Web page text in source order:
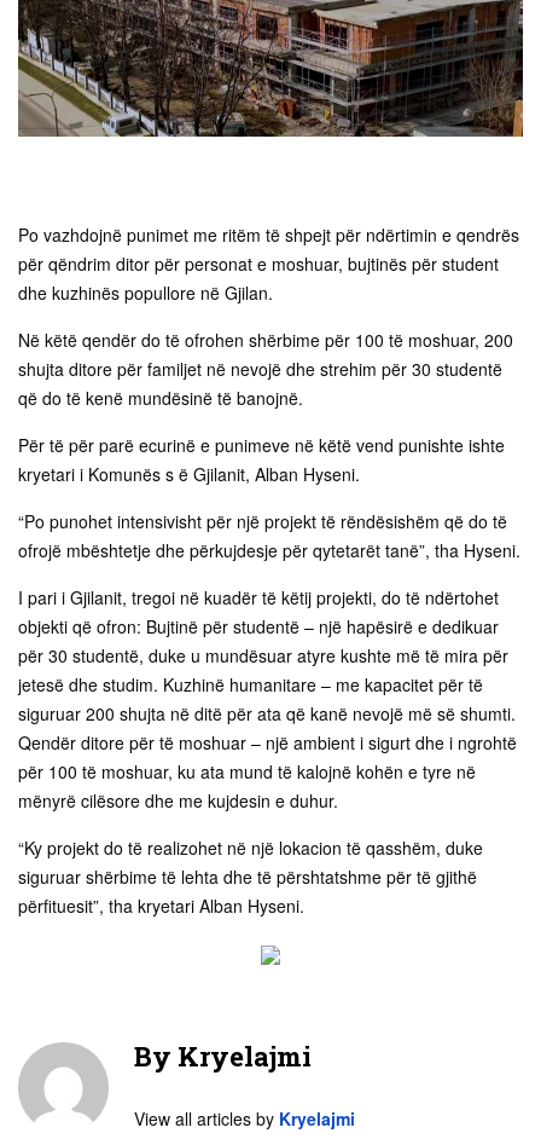
Po vazhdojnë punimet me ritëm të shpejt për ndërtimin e qendrës
për qëndrim ditor për personat e moshuar, bujtinës për student
dhe kuzhinës popullore në Gjilan.
Në këtë qendër do të ofrohen shërbime për 100 të moshuar, 200
shujta ditore për familjet në nevojë dhe strehim për 30 studentë
që do të kenë mundësinë të banojnë.
Për të për parë ecurinë e punimeve në këtë vend punishte ishte
kryetari i Komunës s ë Gjilanit, Alban Hyseni.
“Po punohet intensivisht për një projekt të rëndësishëm që do të
ofrojë mbështetje dhe përkujdesje për qytetarët tanë”, tha Hyseni.
I pari i Gjilanit, tregoi në kuadër të këtij projekti, do të ndërtohet
objekti që ofron: Bujtinë për studentë – një hapësirë e dedikuar
për 30 studentë, duke u mundësuar atyre kushte më të mira për
jetesë dhe studim. Kuzhinë humanitare – me kapacitet për të
siguruar 200 shujta në ditë për ata që kanë nevojë më së shumti.
Qendër ditore për të moshuar – një ambient i sigurt dhe i ngrohtë
për 100 të moshuar, ku ata mund të kalojnë kohën e tyre në
mënyrë cilësore dhe me kujdesin e duhur.
“Ky projekt do të realizohet në një lokacion të qasshëm, duke
siguruar shërbime të lehta dhe të përshtatshme për të gjithë
përfituesit”, tha kryetari Alban Hyseni.
By Kryelajmi
View all articles by Kryelajmi